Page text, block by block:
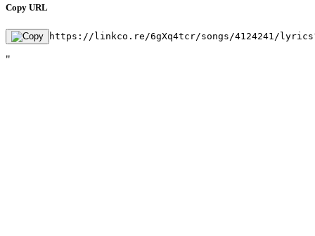
Copy URL
https://linkco.re/6gXq4tcr/songs/4124241/
"